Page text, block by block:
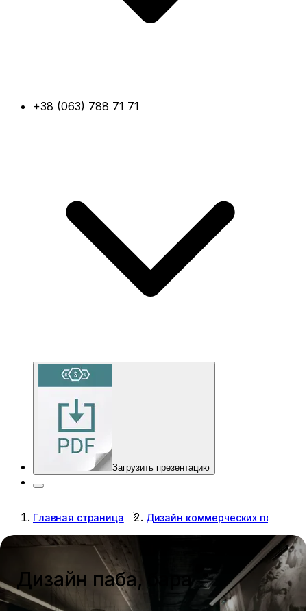
+38 (063) 788 71 71
Загрузить презентацию
Главная страница Дизайн коммерческих
Дизайн паба, бара